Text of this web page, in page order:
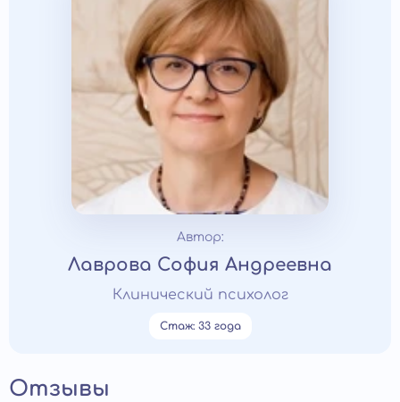
Автор:
Лаврова София Андреевна
Клинический психолог
Стаж: 33 года
Отзывы